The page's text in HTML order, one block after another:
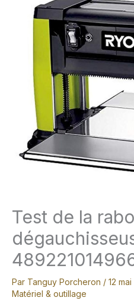
Test de la
Par Tanguy Porcheron / 12
Matériel & outillage